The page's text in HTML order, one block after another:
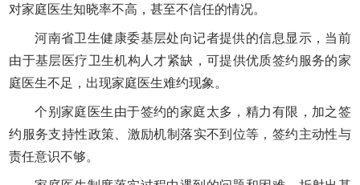
对家庭医生知晓率不高，甚至不信任的情况。
河南省卫生健康委基层处向记者提供的信息显示，当前
由于基层医疗卫生机构人才紧缺，可提供优质签约服务的家
庭医生不足，出现家庭医生难约现象。
个别家庭医生由于签约的家庭太多，精力有限，加之签
约服务支持性政策、激励机制落实不到位等，签约主动性与
责任意识不够。